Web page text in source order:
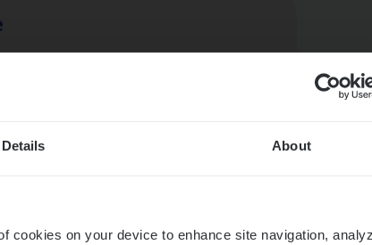
Details About
cookies on your device to enhance site navigation,